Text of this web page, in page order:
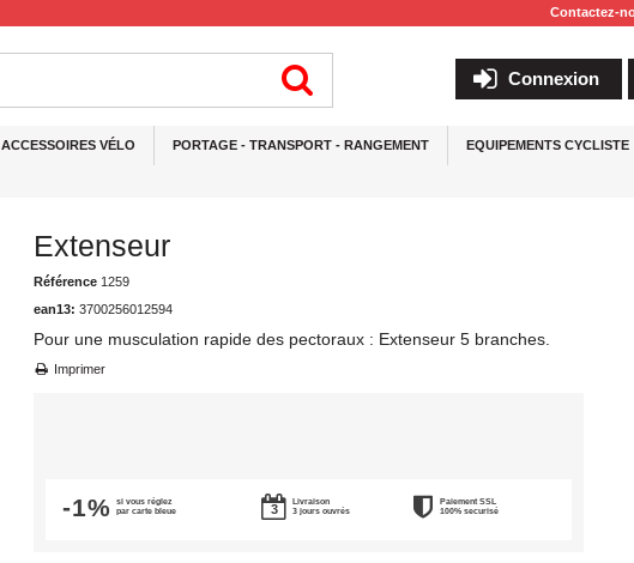
Contactez-
Connexion
ACCESSOIRES VÉLO PORTAGE - TRANSPORT - RANGEMENT EQUIPEMENTS CYCLISTE
Extenseur
Référence 1259
ean13: 3700256012594
Pour une musculation rapide des pectoraux : Extenseur 5 branches.
Imprimer
-1%
si vous réglez
par carte bleue
Livraison
3 jours ouvrés
Paiement SSL
100% securisé